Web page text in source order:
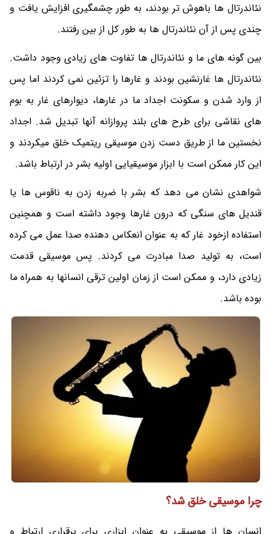
نئاندرتال ها باهوش تر بودند، به طور چشمگیری افزایش یافت و
چندی پس از آن نئاندرتال ها به طور کل از بین رفتند.
بین گونه های ما و نئاندرتال ها تفاوت های زیادی وجود داشت.
نئاندرتال ها غارنشین بودند و غارها را تزئین نمی کردند اما پس
از وارد شدن و سکونت اجداد ما در غارها، دیوارهای غار به بوم
های نقاشی برای طرح های بلند پروازانه آنها تبدیل شد. اجداد
نخستین ما از طریق دست زدن موسیقی ریتمیک خلق میکردند و
این کار ممکن است با ابزار موسیقیایی اولیه بشر در ارتباط باشد.
شواهدی نشان می دهد که بشر با ضربه زدن به ناقوس ها یا
قندیل های سنگی که درون غارها وجود داشته است و همچنین
استفاده ازخود غار که به عنوان انعکاس دهنده صدا عمل می کرده
است، به تولید صدا مبادرت می کردند. پس موسیقی قدمت
زیادی دارد، و ممکن است از زمان اولین ترقی انسانها به همراه ما
بوده باشد.
چرا موسیقی خلق شد؟